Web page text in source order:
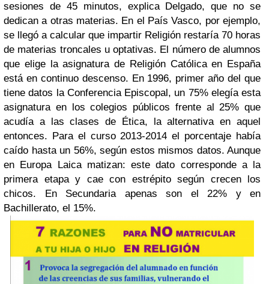
sesiones de 45 minutos, explica Delgado, que no se
dedican a otras materias. En el País Vasco, por ejemplo,
se llegó a calcular que impartir Religión restaría 70 horas
de materias troncales u optativas. El número de alumnos
que elige la asignatura de Religión Católica en España
está en continuo descenso. En 1996, primer año del que
tiene datos la Conferencia Episcopal, un 75% elegía esta
asignatura en los colegios públicos frente al 25% que
acudía a las clases de Ética, la alternativa en aquel
entonces. Para el curso 2013-2014 el porcentaje había
caído hasta un 56%, según estos mismos datos. Aunque
en Europa Laica matizan: este dato corresponde a la
primera etapa y cae con estrépito según crecen los
chicos. En Secundaria apenas son el 22% y en
Bachillerato, el 15%.